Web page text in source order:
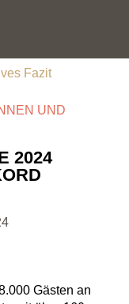
Fazit
UND
2024
Gästen an